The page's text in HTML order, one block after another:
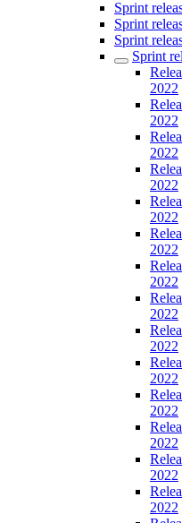
Sprint
Sprint
Sprint
Sprint
2022
2022
2022
2022
2022
2022
2022
2022
2022
2022
2022
2022
2022
2022